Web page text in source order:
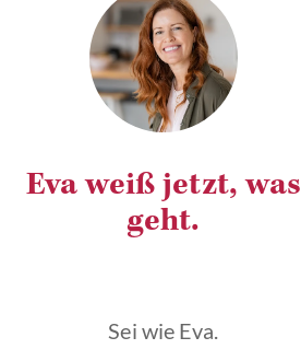
Eva weiß jetzt, was
geht.
Sei wie Eva.